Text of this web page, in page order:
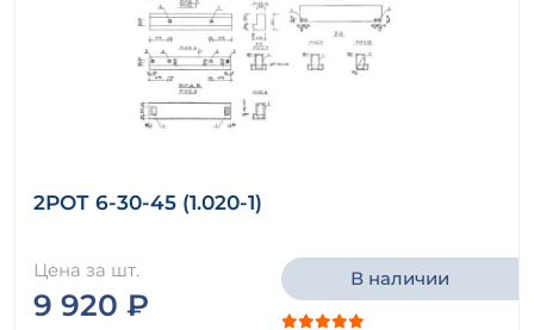
2РОТ 6-30-45 (1.020-1)
Цена за шт.
9 920 ₽
В наличии